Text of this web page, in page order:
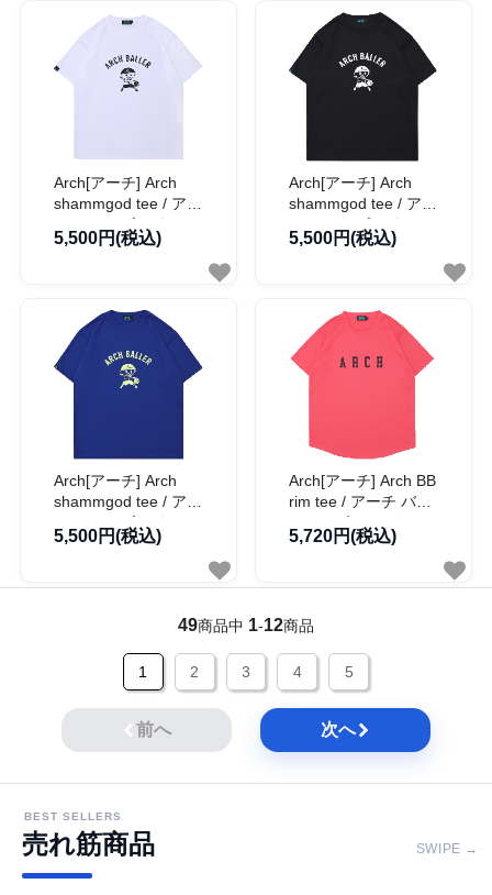
Arch[アーチ] Arch
shammgod tee / アー
チ シャムゴッド Tシ
ャツ【T125-165】
5,500円(税込)
Arch[アーチ] Arch
shammgod tee / アー
チ シャムゴッド Tシ
ャツ【T125-166】
5,500円(税込)
Arch[アーチ] Arch
shammgod tee / アー
チ シャムゴッド Tシ
ャツ【T125-167】
5,500円(税込)
Arch[アーチ] Arch BB
rim tee / アーチ バス
ケットボール リム T
シャツ【T125-155】
5,720円(税込)
49商品中 1-12商品
1 2 3 4 5
前へ 次へ
BEST SELLERS
売れ筋商品 SWIPE →